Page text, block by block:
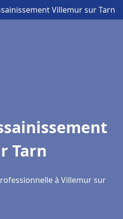
Villemur sur Tarn
Tarn
à Villemur sur